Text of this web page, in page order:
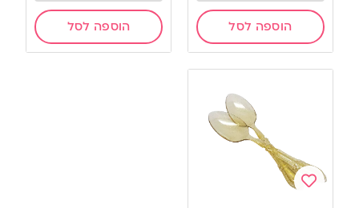
הוספה לסל הוספה לסל